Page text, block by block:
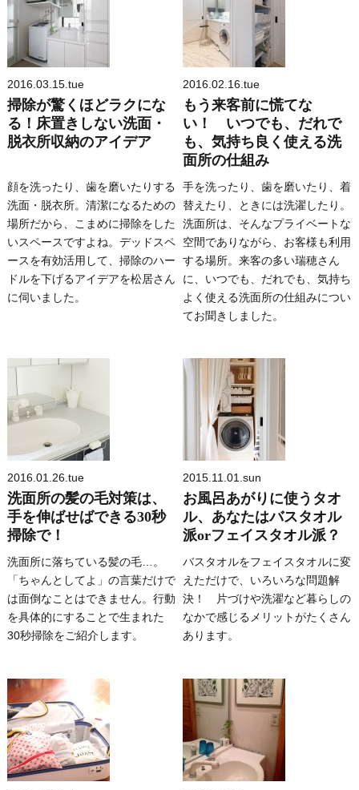
2016.03.15.tue
掃除が驚くほどラクにな
る！床置きしない洗面・
脱衣所収納のアイデア
顔を洗ったり、歯を磨いたりする
洗面・脱衣所。清潔になるための
場所だから、こまめに掃除をした
いスペースですよね。デッドスペ
ースを有効活用して、掃除のハー
ドルを下げるアイデアを松居さん
に伺いました。
2016.02.16.tue
もう来客前に慌てな
い！ いつでも、だれで
も、気持ち良く使える洗
面所の仕組み
手を洗ったり、歯を磨いたり、着
替えたり、ときには洗濯したり。
洗面所は、そんなプライベートな
空間でありながら、お客様も利用
する場所。来客の多い瑞穂さん
に、いつでも、だれでも、気持ち
よく使える洗面所の仕組みについ
てお聞きしました。
2016.01.26.tue
洗面所の髪の毛対策は、
手を伸ばせばできる30秒
掃除で！
洗面所に落ちている髪の毛…。
「ちゃんとしてよ」の言葉だけで
は面倒なことはできません。行動
を具体的にすることで生まれた
30秒掃除をご紹介します。
2015.11.01.sun
お風呂あがりに使うタオ
ル、あなたはバスタオル
派orフェイスタオル派？
バスタオルをフェイスタオルに変
えただけで、いろいろな問題解
決！ 片づけや洗濯など暮らしの
なかで感じるメリットがたくさん
あります。